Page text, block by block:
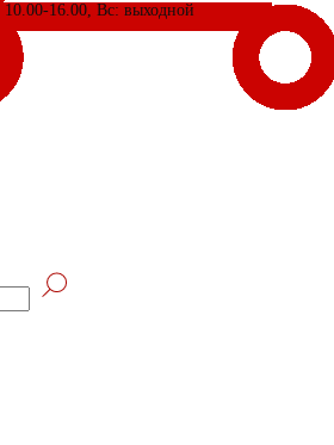
16.00, Вс: выходной